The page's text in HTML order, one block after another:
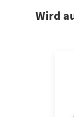
Wird